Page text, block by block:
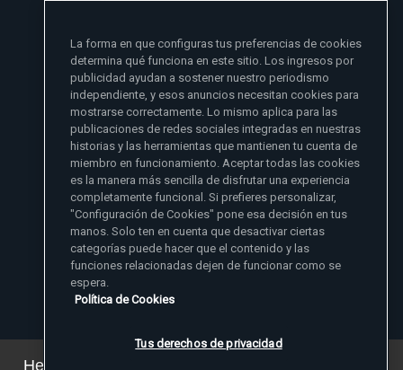
No puedo llevar a Cristo a mi prójimo y al mundo
si no se lo he dado primero a mi familia
- Madre Angelica
Sitios de noticias EWTN
Aci Prensa
Afiliados
Más información
Nuestra Historia
Hemos actualizado nuestra política de privacidad.
La forma en que configuras tus preferencias de cookies
determina qué funciona en este sitio. Los ingresos por
publicidad ayudan a sostener nuestro periodismo
independiente, y esos anuncios necesitan cookies para
mostrarse correctamente. Lo mismo aplica para las
publicaciones de redes sociales integradas en nuestras
historias y las herramientas que mantienen tu cuenta de
miembro en funcionamiento. Aceptar todas las cookies
es la manera más sencilla de disfrutar una experiencia
completamente funcional. Si prefieres personalizar,
"Configuración de Cookies" pone esa decisión en tus
manos. Solo ten en cuenta que desactivar ciertas
categorías puede hacer que el contenido y las
funciones relacionadas dejen de funcionar como se
espera.
Política de Cookies
Tus derechos de privacidad